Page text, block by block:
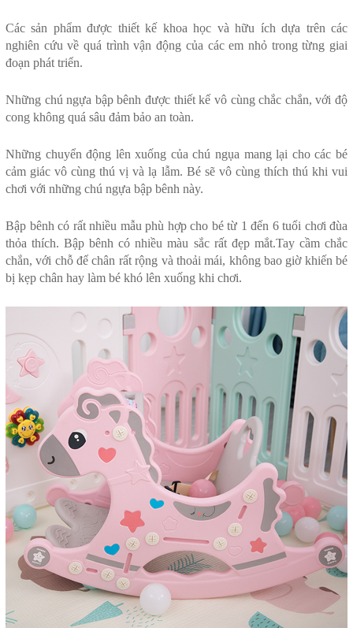
Các sản phẩm được thiết kế khoa học và hữu ích dựa trên các
nghiên cứu về quá trình vận động của các em nhỏ trong từng giai
đoạn phát triển.
Những chú ngựa bập bênh được thiết kế vô cùng chắc chắn, với độ
cong không quá sâu đảm bảo an toàn.
Những chuyển động lên xuống của chú ngụa mang lại cho các bé
cảm giác vô cùng thú vị và lạ lẫm. Bé sẽ vô cùng thích thú khi vui
chơi với những chú ngựa bập bênh này.
Bập bênh có rất nhiều mẫu phù hợp cho bé từ 1 đến 6 tuổi chơi đùa
thỏa thích. Bập bênh có nhiều màu sắc rất đẹp mắt.Tay cầm chắc
chắn, với chỗ để chân rất rộng và thoải mái, không bao giờ khiến bé
bị kẹp chân hay làm bé khó lên xuống khi chơi.